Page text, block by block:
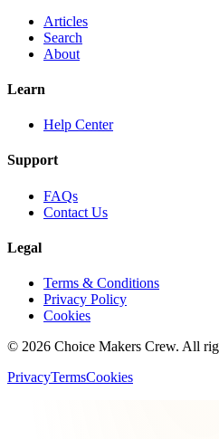
Articles
Search
About
Learn
Help Center
Support
FAQs
Contact Us
Legal
Terms & Conditions
Privacy Policy
Cookies
© 2026 Choice Makers Crew. All
PrivacyTermsCookies